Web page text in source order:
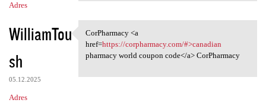
Adres
WilliamTou
sh
05.12.2025
Adres
CorPharmacy <a href=https:/
CorPharmacy <a
href=https://corpharmacy.com/#>canadian
pharmacy world coupon code</a> CorPharmacy